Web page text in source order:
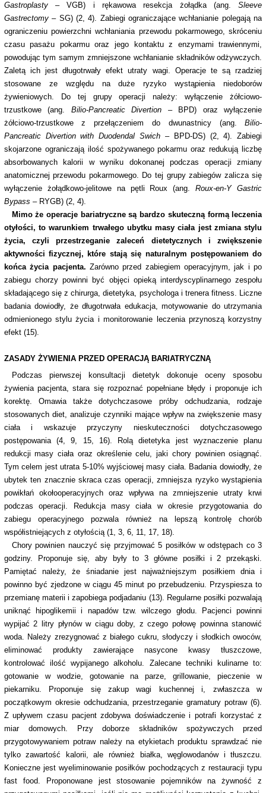
Gastroplasty– VGB) i rękawowa resekcja żołądka (ang.Sleeve
Gastrectomy– SG) (2, 4). Zabiegi ograniczające wchłanianie polegają na
ograniczeniu powierzchni wchłaniania przewodu pokarmowego, skróceniu
czasu pasażu pokarmu oraz jego kontaktu z enzymami trawiennymi,
powodując tym samym zmniejszone wchłanianie składników odżywczych.
Zaletą ich jest długotrwały efekt utraty wagi. Operacje te są rzadziej
stosowane ze względu na duże ryzyko wystąpienia niedoborów
żywieniowych. Do tej grupy operacji należy: wyłączenie żółciowo-
trzustkowe (ang. Bilio-Pancreatic Divertion – BPD) oraz wyłączenie
żółciowo-trzustkowe z przełączeniem do dwunastnicy (ang.Bilio-
Pancreatic Divertion with Duodendal Swich – BPD-DS) (2, 4). Zabiegi
skojarzone ograniczają ilość spożywanego pokarmu oraz redukują liczbę
absorbowanych kalorii w wyniku dokonanej podczas operacji zmiany
anatomicznej przewodu pokarmowego. Do tej grupy zabiegów zalicza się
wyłączenie żołądkowo-jelitowe na pętli Roux (ang.Roux-en-Y Gastric
Bypass – RYGB) (2, 4).
Mimo że operacje bariatryczne są bardzo skuteczną formą leczenia
otyłości, to warunkiem trwałego ubytku masy ciała jest zmiana stylu
życia, czyli przestrzeganie zaleceń dietetycznych i zwiększenie
aktywności fizycznej, które stają się naturalnym postępowaniem do
końca życia pacjenta. Zarówno przed zabiegiem operacyjnym, jak i po
zabiegu chorzy powinni być objęci opieką interdyscyplinarnego zespołu
składającego się z chirurga, dietetyka, psychologa i trenera fitness. Liczne
badania dowiodły, że długotrwała edukacja, motywowanie do utrzymania
odmienionego stylu życia i monitorowanie leczenia przynoszą korzystny
efekt (15).
ZASADY ŻYWIENIA PRZED OPERACJĄ BARIATRYCZNĄ
Podczas pierwszej konsultacji dietetyk dokonuje oceny sposobu
żywienia pacjenta, stara się rozpoznać popełniane błędy i proponuje ich
korektę. Omawia także dotychczasowe próby odchudzania, rodzaje
stosowanych diet, analizuje czynniki mające wpływ na zwiększenie masy
ciała i wskazuje przyczyny nieskuteczności dotychczasowego
postępowania (4, 9, 15, 16). Rolą dietetyka jest wyznaczenie planu
redukcji masy ciała oraz określenie celu, jaki chory powinien osiągnąć.
Tym celem jest utrata 5-10% wyjściowej masy ciała. Badania dowiodły, że
ubytek ten znacznie skraca czas operacji, zmniejsza ryzyko wystąpienia
powikłań okołooperacyjnych oraz wpływa na zmniejszenie utraty krwi
podczas operacji. Redukcja masy ciała w okresie przygotowania do
zabiegu operacyjnego pozwala również na lepszą kontrolę chorób
współistniejących z otyłością (1, 3, 6, 11, 17, 18).
Chory powinien nauczyć się przyjmować 5 posiłków w odstępach co 3
godziny. Proponuje się, aby były to 3 główne posiłki i 2 przekąski.
Pamiętać należy, że śniadanie jest najważniejszym posiłkiem dnia i
powinno być zjedzone w ciągu 45 minut po przebudzeniu. Przyspiesza to
przemianę materii i zapobiega podjadaniu (13). Regularne posiłki pozwalają
uniknąć hipoglikemii i napadów tzw. wilczego głodu. Pacjenci powinni
wypijać 2 litry płynów w ciągu doby, z czego połowę powinna stanowić
woda. Należy zrezygnować z białego cukru, słodyczy i słodkich owoców,
eliminować produkty zawierające nasycone kwasy tłuszczowe,
kontrolować ilość wypijanego alkoholu. Zalecane techniki kulinarne to:
gotowanie w wodzie, gotowanie na parze, grillowanie, pieczenie w
piekarniku. Proponuje się zakup wagi kuchennej i, zwłaszcza w
początkowym okresie odchudzania, przestrzeganie gramatury potraw (6).
Z upływem czasu pacjent zdobywa doświadczenie i potrafi korzystać z
miar domowych. Przy doborze składników spożywczych przed
przygotowywaniem potraw należy na etykietach produktu sprawdzać nie
tylko zawartość kalorii, ale również białka, węglowodanów i tłuszczu.
Konieczne jest wyeliminowanie posiłków pochodzących z restauracji typu
fast food. Proponowane jest stosowanie pojemników na żywność z